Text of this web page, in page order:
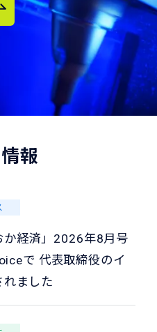
報
か経済」2026年8月号
で 代表取締役のイ
れました